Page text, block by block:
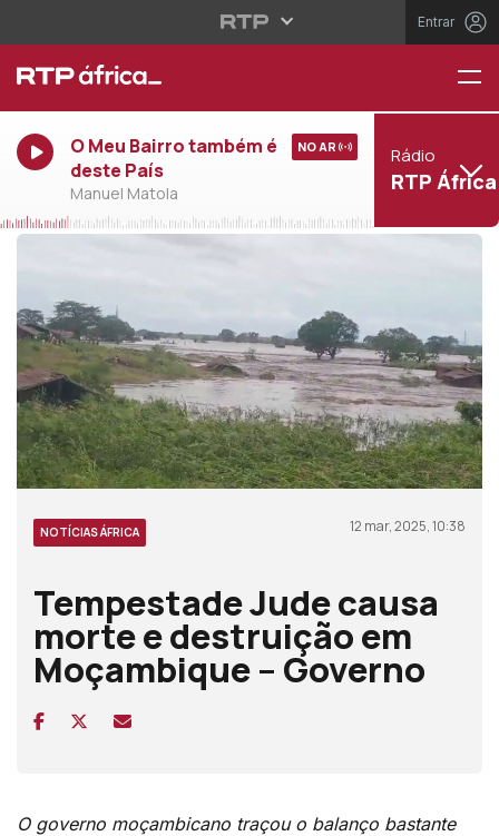
Entrar
O Meu Bairro também é
deste País
Manuel Matola
NO AR Rádio
RTP África
NOTÍCIAS ÁFRICA 12 mar, 2025, 10:38
Tempestade Jude causa
morte e destruição em
Moçambique – Governo
O governo moçambicano traçou o balanço bastante